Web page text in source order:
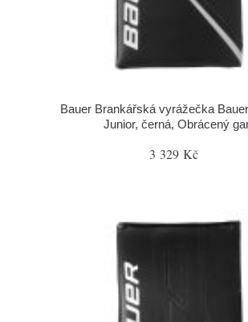
Bauer Brankářská vyrážečka
Junior, černá, Obrácený
3 329 Kč